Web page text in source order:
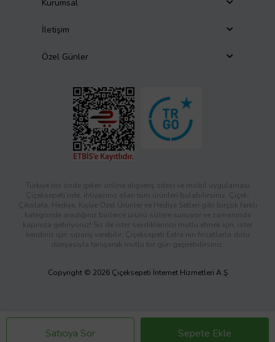
Satıcıya Sor Sepete Ekle
Kurumsal
İletişim
Özel Günler
Türkiye’nin önde gelen online alışveriş sitesi ve mobil uygulaması
Çiçeksepeti’nde, ihtiyacınız olan tüm ürünleri bulabilirsiniz. Çiçek,
Çikolata, Hediye, Kişiye Özel Ürünler ve Hediye Setleri gibi birçok farklı
kategoride aradığınız binlerce ürünü sizlere sunuyor ve zamanında
kapınıza getiriyoruz! Siz de ister sevdiklerinizi mutlu etmek için, ister
kendiniz için sipariş verebilir; Çiçeksepeti Extra’nın fırsatlarla dolu
dünyasıyla tanışarak mutlu bir gün geçirebilirsiniz.
Copyright © 2026 Çiçeksepeti İnternet Hizmetleri A.Ş